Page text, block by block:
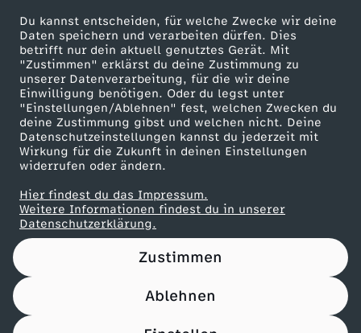
Du kannst entscheiden, für welche Zwecke wir deine
Daten speichern und verarbeiten dürfen. Dies
betrifft nur dein aktuell genutztes Gerät. Mit
"Zustimmen" erklärst du deine Zustimmung zu
unserer Datenverarbeitung, für die wir deine
Einwilligung benötigen. Oder du legst unter
"Einstellungen/Ablehnen" fest, welchen Zwecken du
deine Zustimmung gibst und welchen nicht. Deine
Datenschutzeinstellungen kannst du jederzeit mit
Wirkung für die Zukunft in deinen Einstellungen
widerrufen oder ändern.
Hier findest du das Impressum.
Weitere Informationen findest du in unserer
Datenschutzerklärung.
Zustimmen
Ablehnen
ZDF goes Schule
Werbefernsehen
Mainzelmännchen
Partner
Nutzungsbedingungen
Impressum